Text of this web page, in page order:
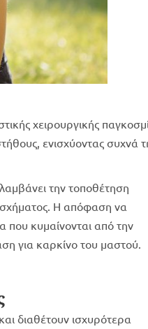
χειρουργικής
ενισχύοντας συχνά
την τοποθέτηση
σχήματος. Η απόφαση να
που κυμαίνονται από την
για καρκίνο του μαστού.
διαθέτουν ισχυρότερα